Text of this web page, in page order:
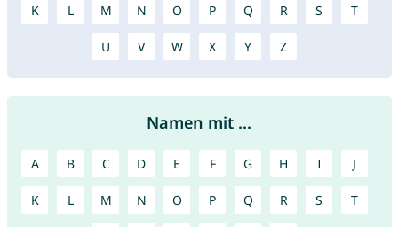
K L M N O P Q R S T
U V W X Y Z
Namen mit ...
A B C D E F G H I J
K L M N O P Q R S T